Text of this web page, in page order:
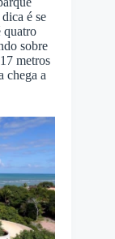
é se
quatro
sobre
metros
chega a